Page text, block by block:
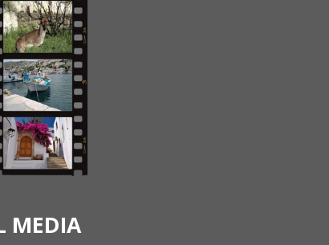
MEDIA